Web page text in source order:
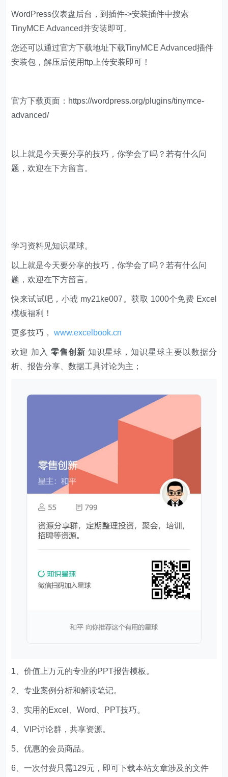
WordPress仪表盘后台，到插件->安装插件中搜索
TinyMCE Advanced并安装即可。
您还可以通过官方下载地址下载TinyMCE Advanced插件
安装包，解压后使用ftp上传安装即可！
官方下载页面：https://wordpress.org/plugins/tinymce-
advanced/
以上就是今天要分享的技巧，你学会了吗？若有什么问
题，欢迎在下方留言。
学习资料见知识星球。
以上就是今天要分享的技巧，你学会了吗？若有什么问
题，欢迎在下方留言。
快来试试吧，小琥 my21ke007。获取 1000个免费 Excel
模板福利​​​​！
更多技巧，www.excelbook.cn
欢迎 加入 零售创新 知识星球，知识星球主要以数据分
析、报告分享、数据工具讨论为主；
1、价值上万元的专业的PPT报告模板。
2、专业案例分析和解读笔记。
3、实用的Excel、Word、PPT技巧。
4、VIP讨论群，共享资源。
5、优惠的会员商品。
6、一次付费只需129元，即可下载本站文章涉及的文件